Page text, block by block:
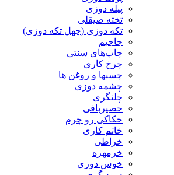
پیله دوزی
تخته صیقلی
تکه دوزی (چهل تکه دوزی)
جاجیم
چاپ‌های سنتی
چرخ کاری
چسبها و روغن ها
چشمه دوزی
چلنگری
حصیربافی
حکاکی رو چرم
خاتم کاری
خراطی
خرمهره
خوس دوزی